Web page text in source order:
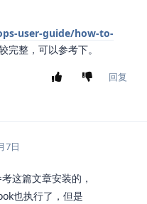
user-guide/how-to-
完整，可以参考下。
回复
7日
这篇文章安装的，
也执行了，但是